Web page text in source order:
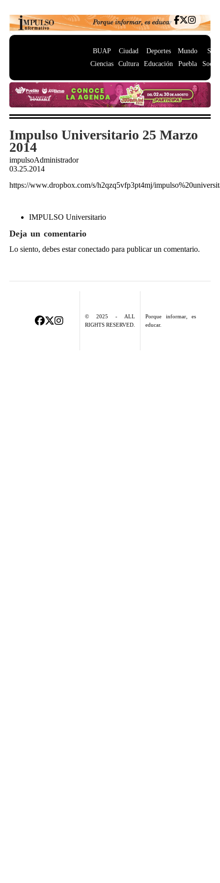
BUAP
Ciencias
Ciudad
Cultura
Deportes
Educación
Mundo
Puebla
Impulso Universitario 25 Marzo
2014
impulsoAdministrador
03.25.2014
https://www.dropbox.com/s/h2qzq5vfp3pt4mj/
IMPULSO Universitario
Deja un comentario
Lo siento, debes estarconectadopara publicar un comentario.
© 2025 - ALL
RIGHTS RESERVED.
Porque informar, es
educar.